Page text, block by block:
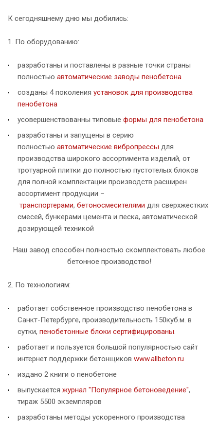
К сегодняшнему дню мы добились:
1. По оборудованию:
разработаны и поставлены в разные точки страны
полностью автоматические заводы пенобетона
созданы 4 поколения установок для производства
пенобетона
усовершенствованны типовые формы для пенобетона
разработаны и запущены в серию
полностью автоматические вибропрессы для
производства широкого ассортимента изделий, от
тротуарной плитки до полностью пустотелых блоков
для полной комплектации производств расширен
ассортимент продукции –
транспортерами, бетоносмесителями для сверхжестких
смесей, бункерами цемента и песка, автоматической
дозирующей техникой
Наш завод способен полностью скомплектовать любое
бетонное производство!
2. По технологиям:
работает собственное производство пенобетона в
Санкт-Петербурге, производительность 150куб.м. в
сутки, пенобетонные блоки сертифицированы.
работает и пользуется большой популярностью сайт
интернет поддержки бетонщиков www.allbeton.ru
издано 2 книги о пенобетоне
выпускается журнал "Популярное бетоноведение",
тираж 5500 экземпляров
разработаны методы ускоренного производства